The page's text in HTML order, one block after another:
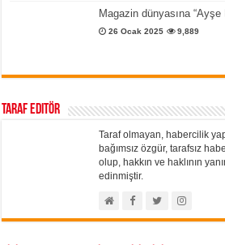
Magazin dünyasına “Ayşe
26 Ocak 2025 9,889
Taraf Editör
Taraf olmayan, habercilik
bağımsız özgür, tarafsız
olup, hakkın ve haklının
edinmiştir.